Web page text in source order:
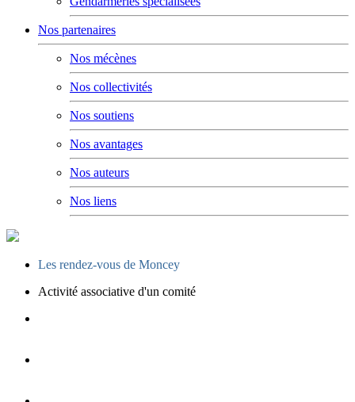
Nos partenaires
Nos mécènes
Nos collectivités
Nos soutiens
Nos avantages
Nos auteurs
Nos liens
Les rendez-vous de Moncey
Activité associative d'un comité